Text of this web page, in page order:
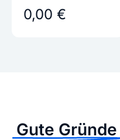
0,00 €
Gute Gründe